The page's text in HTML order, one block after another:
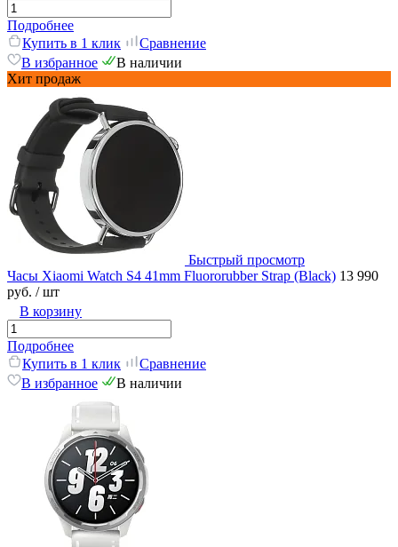
Подробнее
Купить в 1 клик
Сравнение
В избранное
В наличии
Хит продаж
Быстрый просмотр
Часы Xiaomi Watch S4 41mm Fluororubber Strap (Black) 13 990
руб. / шт
В корзину
Подробнее
Купить в 1 клик
Сравнение
В избранное
В наличии